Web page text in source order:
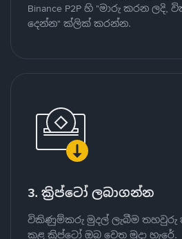
Binance P2P හි "මාරු කරන
දෙන්න" ක්ලික් කරන්න.
3. ක්‍රිප්ටෝ ලබාගන්න
විකිණුම්කරු මුදල් ලැබීම තහවුරු
කළ ක්‍රිප්ටෝ ඔබ වෙත මුදා හැරේ.